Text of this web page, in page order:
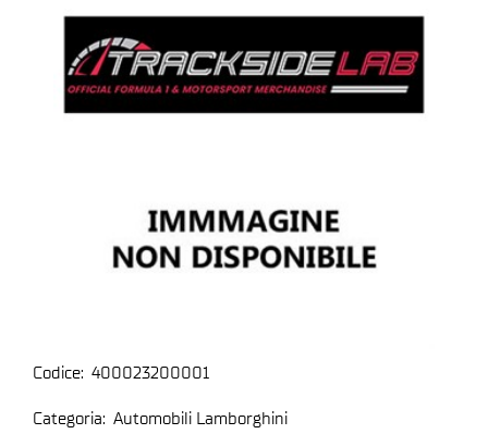
Codice: 400023200001
Categoria: Automobili Lamborghini